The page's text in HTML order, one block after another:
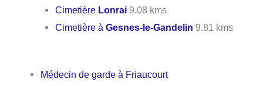
Cimetière Lonrai 9.08 kms
Cimetière àGesnes-le-Gandelin 9.81 kms
Médecin de garde à Friaucourt